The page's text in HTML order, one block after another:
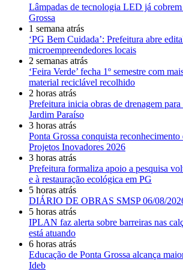
Lâmpadas de tecnologia LED já
Grossa
1 semana atrás
‘PG Bem Cuidada’: Prefeitura abre
microempreendedores locais
2 semanas atrás
‘Feira Verde’ fecha 1º semestre com
material reciclável recolhido
2 horas atrás
Prefeitura inicia obras de drenagem
Jardim Paraíso
3 horas atrás
Ponta Grossa conquista
Projetos Inovadores 2026
3 horas atrás
Prefeitura formaliza apoio a pesquisa
e à restauração ecológica em PG
5 horas atrás
DIÁRIO DE OBRAS SMSP 06/08/
5 horas atrás
IPLAN faz alerta sobre barreiras nas
está atuando
6 horas atrás
Educação de Ponta Grossa alcança
Ideb